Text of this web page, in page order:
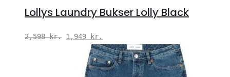
Lollys Laundry Bukser Lolly Black
2,598kr. Den
oprindelige
1,949 kr.
aktuelle
pris